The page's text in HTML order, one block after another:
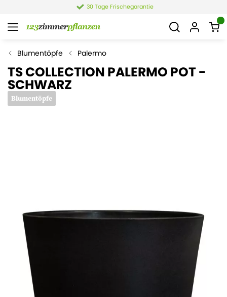
30 Tage Frischegarantie
Blumentöpfe Palermo
TS COLLECTION PALERMO POT -
SCHWARZ
Blumentöpfe